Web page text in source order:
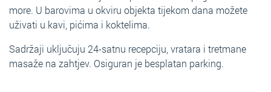
more. U barovima u okviru objekta tijekom dana možete
uživati u kavi, pićima i koktelima.
Sadržaji uključuju 24-satnu recepciju, vratara i tretmane
masaže na zahtjev. Osiguran je besplatan parking.